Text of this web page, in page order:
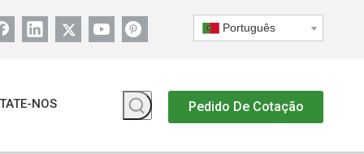
Português
NOS Pedido De Cotação